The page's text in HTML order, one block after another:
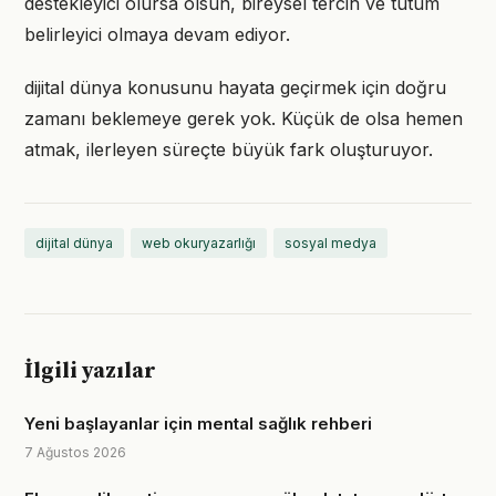
belirleyici olmaya devam ediyor.
dijital dünya konusunu hayata geçirmek için doğru
zamanı beklemeye gerek yok. Küçük de olsa hemen
atmak, ilerleyen süreçte büyük fark oluşturuyor.
dijital dünya web okuryazarlığı sosyal medya
İlgili yazılar
Yeni başlayanlar için mental sağlık rehberi
7 Ağustos 2026